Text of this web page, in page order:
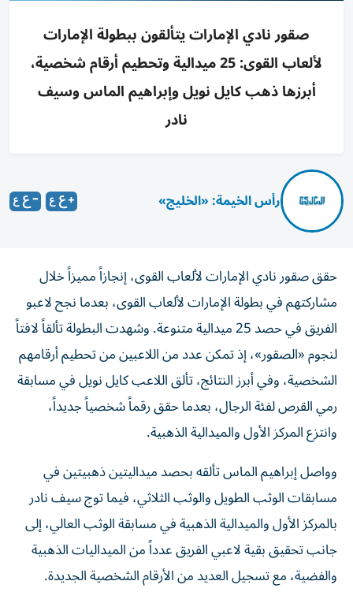
صقور نادي الإمارات يتألقون ببطولة الإمارات
لألعاب القوى: 25 ميدالية وتحطيم أرقام شخصية،
أبرزها ذهب كايل نويل وإبراهيم الماس وسيف
نادر
رأس الخيمة: «الخليج»
حقق صقور نادي الإمارات لألعاب القوى، إنجازاً مميزاً خلال
مشاركتهم في بطولة الإمارات لألعاب القوى، بعدما نجح لاعبو
الفريق في حصد 25 ميدالية متنوعة. وشهدت البطولة تألقاً لافتاً
لنجوم «الصقور»، إذ تمكن عدد من اللاعبين من تحطيم أرقامهم
الشخصية، وفي أبرز النتائج، تألق اللاعب كايل نويل في مسابقة
رمي القرص لفئة الرجال، بعدما حقق رقماً شخصياً جديداً،
وانتزع المركز الأول والميدالية الذهبية.
وواصل إبراهيم الماس تألقه بحصد ميداليتين ذهبيتين في
مسابقات الوثب الطويل والوثب الثلاثي، فيما توج سيف نادر
بالمركز الأول والميدالية الذهبية في مسابقة الوثب العالي، إلى
جانب تحقيق بقية لاعبي الفريق عدداً من الميداليات الذهبية
والفضية، مع تسجيل العديد من الأرقام الشخصية الجديدة.